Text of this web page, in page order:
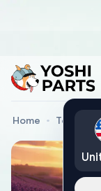
Home Toyota